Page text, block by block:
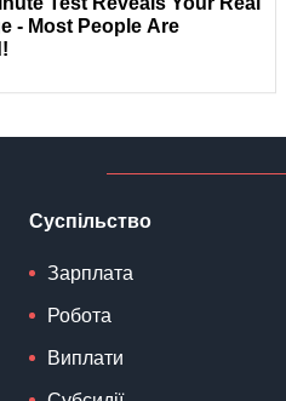
Суспільство
Зарплата
Робота
Виплати